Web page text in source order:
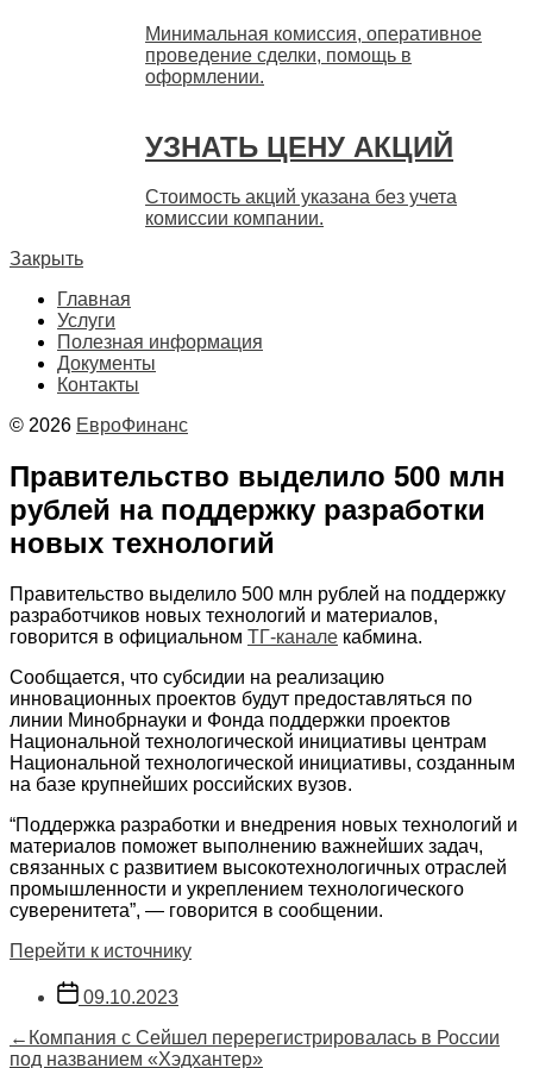
Минимальная комиссия, оперативное
проведение сделки, помощь в
оформлении.
УЗНАТЬ ЦЕНУ АКЦИЙ
Стоимость акций указана без учета
комиссии компании.
Закрыть
Главная
Услуги
Полезная информация
Документы
Контакты
© 2026 ЕвроФинанс
Правительство выделило 500 млн
рублей на поддержку разработки
новых технологий
Правительство выделило 500 млн рублей на поддержку
разработчиков новых технологий и материалов,
говорится в официальном ТГ-канале кабмина.
Сообщается, что субсидии на реализацию
инновационных проектов будут предоставляться по
линии Минобрнауки и Фонда поддержки проектов
Национальной технологической инициативы центрам
Национальной технологической инициативы, созданным
на базе крупнейших российских вузов.
“Поддержка разработки и внедрения новых технологий и
материалов поможет выполнению важнейших задач,
связанных с развитием высокотехнологичных отраслей
промышленности и укреплением технологического
суверенитета”, — говорится в сообщении.
Перейти к источнику
Дата
записи
09.10.2023
Навигация
← Предыдущая
запись:
Компания с Сейшел перерегистрировалась в России
под названием «Хэдхантер»